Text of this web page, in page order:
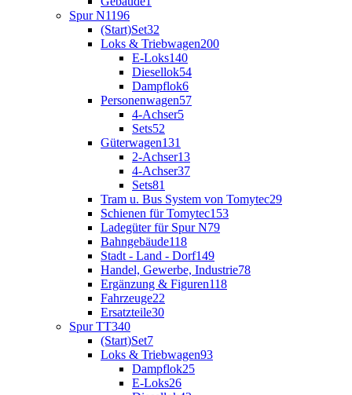
Spur N1196
(Start)Set32
Loks & Triebwagen200
E-Loks140
Diesellok54
Dampflok6
Personenwagen57
4-Achser5
Sets52
Güterwagen131
2-Achser13
4-Achser37
Sets81
Tram u. Bus System von Tomytec29
Schienen für Tomytec153
Ladegüter für Spur N79
Bahngebäude118
Stadt - Land - Dorf149
Handel, Gewerbe, Industrie78
Ergänzung & Figuren118
Fahrzeuge22
Ersatzteile30
Spur TT340
(Start)Set7
Loks & Triebwagen93
Dampflok25
E-Loks26